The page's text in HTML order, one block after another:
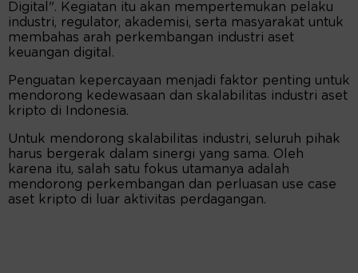
Digital". Kegiatan itu akan mempertemukan pelaku
industri, regulator, akademisi, serta masyarakat untuk
membahas arah perkembangan industri aset
keuangan digital.
Penguatan kepercayaan menjadi faktor penting untuk
mendorong kedewasaan dan skalabilitas industri aset
kripto di Indonesia.
Untuk mendorong skalabilitas industri, seluruh pihak
harus bergerak dalam sinergi yang sama. Oleh
karena itu, salah satu fokus utamanya adalah
mendorong perkembangan dan perluasan use case
aset kripto di luar aktivitas perdagangan.